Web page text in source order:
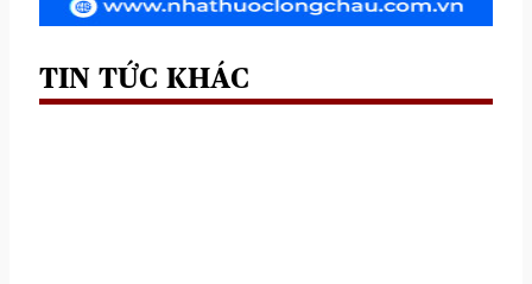
TIN TỨC KHÁC